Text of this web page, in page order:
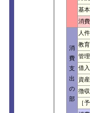
基
消
消
費
支
出
の
部
人
教
管
借
資
徴
［